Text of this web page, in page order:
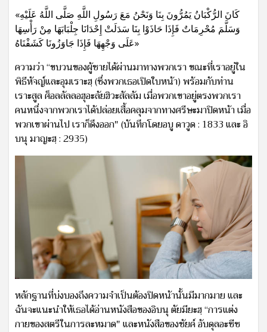
«كَانَ الرُّكْبَانُ يَمُرُّونَ بِنَا وَنَحْنُ مَعَ رَسُولِ اللَّهِ صَلَّى اللَّهُ عَلَيْهِ
وَسَلَّمَ مُحْرِمَاتٌ فَإِذَا حَاذَوْا بِنَا سَدَلَتْ إِحْدَانَا جِلْبَابَهَا مِنْ رَأْسِهَا
عَلَى وَجْهِهَا فَإِذَا جَاوَزُونَا كَشَفْنَاهُ»
ความว่า “ขบวนของผู้ชายได้ผ่านมาทางพวกเรา ขณะที่เราอยู่ใน
พิธีหัจญ์และอุมเราะฮฺ (ซึ่งพวกเธอเปิดใบหน้า) พร้อมกับท่าน
เราะสูล ศ็อลลัลลอฮุอะลัยฮิวะสัลลัม เมื่อพวกเขาอยู่ตรงพวกเรา
คนหนึ่งจากพวกเราได้ปล่อยเสื้อคลุมจากทางศรีษะมาปิดหน้า เมื่อ
พวกเขาผ่านไป เราก็ดึงออก" (บันทึกโดยอบู ดาวูด : 1833 และ อิ
บนุ มาญะฮฺ : 2935)
หลักฐานที่บ่งบองถึงความจำเป็นต้องปิดหน้านั้นมีมากมาย และ
ฉันจะแนะนำให้เธอได้อ่านหนังสือของอิบนุ ตัยมียะฮฺ “การแต่ง
กายของสตรีในการละหมาด" และหนังสือของชัยค์ อับดุลอะซีซ